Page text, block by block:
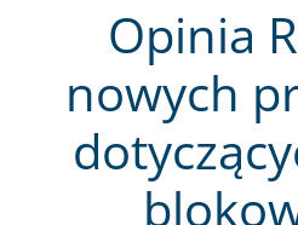
Opinia
nowych